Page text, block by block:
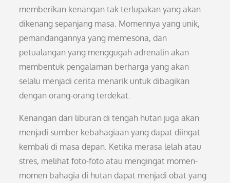
memberikan kenangan tak terlupakan yang akan
dikenang sepanjang masa. Momennya yang unik,
pemandangannya yang memesona, dan
petualangan yang menggugah adrenalin akan
membentuk pengalaman berharga yang akan
selalu menjadi cerita menarik untuk dibagikan
dengan orang-orang terdekat.
Kenangan dari liburan di tengah hutan juga akan
menjadi sumber kebahagiaan yang dapat diingat
kembali di masa depan. Ketika merasa lelah atau
stres, melihat foto-foto atau mengingat momen-
momen bahagia di hutan dapat menjadi obat yang